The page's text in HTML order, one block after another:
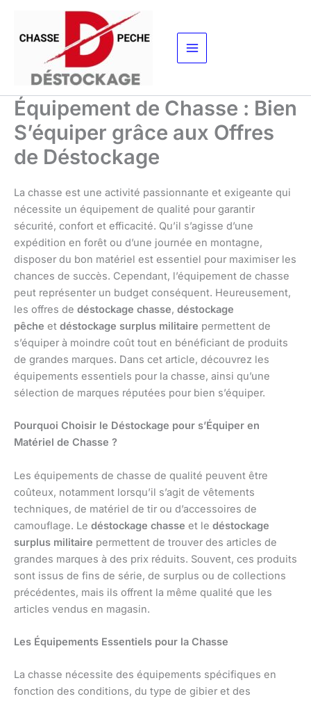
contenu
Équipement de Chasse : Bien
S’équiper grâce aux Offres
de Déstockage
La chasse est une activité passionnante et exigeante qui
nécessite un équipement de qualité pour garantir
sécurité, confort et efficacité. Qu’il s’agisse d’une
expédition en forêt ou d’une journée en montagne,
disposer du bon matériel est essentiel pour maximiser les
chances de succès. Cependant, l’équipement de chasse
peut représenter un budget conséquent. Heureusement,
les offres de déstockage chasse, déstockage
pêche et déstockage surplus militaire permettent de
s’équiper à moindre coût tout en bénéficiant de produits
de grandes marques. Dans cet article, découvrez les
équipements essentiels pour la chasse, ainsi qu’une
sélection de marques réputées pour bien s’équiper.
Pourquoi Choisir le Déstockage pour s’Équiper en
Matériel de Chasse ?
Les équipements de chasse de qualité peuvent être
coûteux, notamment lorsqu’il s’agit de vêtements
techniques, de matériel de tir ou d’accessoires de
camouflage. Le déstockage chasse et le déstockage
surplus militaire permettent de trouver des articles de
grandes marques à des prix réduits. Souvent, ces produits
sont issus de fins de série, de surplus ou de collections
précédentes, mais ils offrent la même qualité que les
articles vendus en magasin.
Les Équipements Essentiels pour la Chasse
La chasse nécessite des équipements spécifiques en
fonction des conditions, du type de gibier et des